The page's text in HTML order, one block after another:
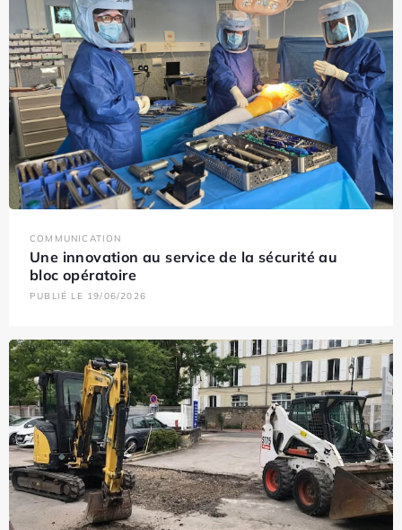
COMMUNICATION
Une innovation au service de la sécurité au
bloc opératoire
PUBLIÉ LE 19/06/2026